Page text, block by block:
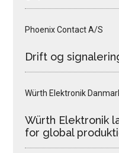
Phoenix Contact A/S
Drift og
Würth Elektronik
Würth Elektronik
for global